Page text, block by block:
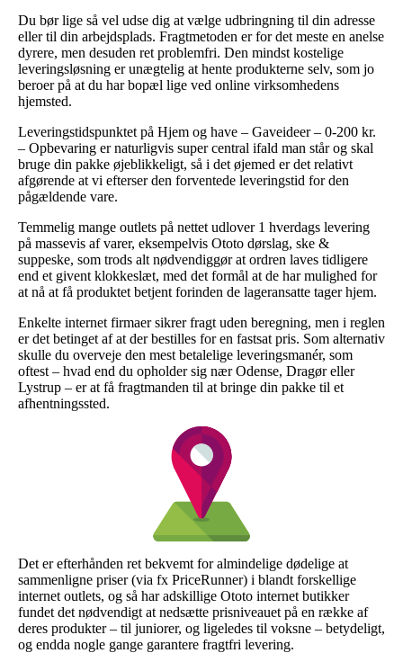
Du bør lige så vel udse dig at vælge udbringning til din adresse
eller til din arbejdsplads. Fragtmetoden er for det meste en anelse
dyrere, men desuden ret problemfri. Den mindst kostelige
leveringsløsning er unægtelig at hente produkterne selv, som jo
beroer på at du har bopæl lige ved online virksomhedens
hjemsted.
Leveringstidspunktet på Hjem og have – Gaveideer – 0-200 kr.
– Opbevaring er naturligvis super central ifald man står og skal
bruge din pakke øjeblikkeligt, så i det øjemed er det relativt
afgørende at vi efterser den forventede leveringstid for den
pågældende vare.
Temmelig mange outlets på nettet udlover 1 hverdags levering
på massevis af varer, eksempelvis Ototo dørslag, ske &
suppeske, som trods alt nødvendiggør at ordren laves tidligere
end et givent klokkeslæt, med det formål at de har mulighed for
at nå at få produktet betjent forinden de lageransatte tager hjem.
Enkelte internet firmaer sikrer fragt uden beregning, men i reglen
er det betinget af at der bestilles for en fastsat pris. Som alternativ
skulle du overveje den mest betalelige leveringsmanér, som
oftest – hvad end du opholder sig nær Odense, Dragør eller
Lystrup – er at få fragtmanden til at bringe din pakke til et
afhentningssted.
Det er efterhånden ret bekvemt for almindelige dødelige at
sammenligne priser (via fx PriceRunner) i blandt forskellige
internet outlets, og så har adskillige Ototo internet butikker
fundet det nødvendigt at nedsætte prisniveauet på en række af
deres produkter – til juniorer, og ligeledes til voksne – betydeligt,
og endda nogle gange garantere fragtfri levering.